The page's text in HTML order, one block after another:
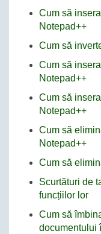
Cum să
Notepad++
Cum să
Cum să
Notepad++
Cum să
Notepad++
Cum să
Notepad++
Cum să
Scurtături de
funcțiilor lor
Cum să
documentului